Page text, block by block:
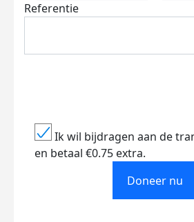
Referentie
Ik wil bijdragen aan de
en betaal €0.75 extra.
Doneer nu